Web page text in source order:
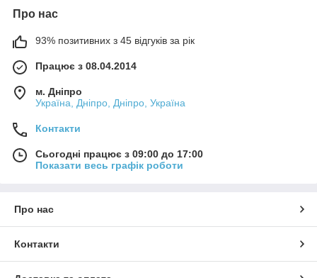
Про нас
93% позитивних з 45 відгуків за рік
Працює з 08.04.2014
м. Дніпро
Україна, Дніпро, Дніпро, Україна
Контакти
Сьогодні працює з 09:00 до 17:00
Показати весь графік роботи
Про нас
Контакти